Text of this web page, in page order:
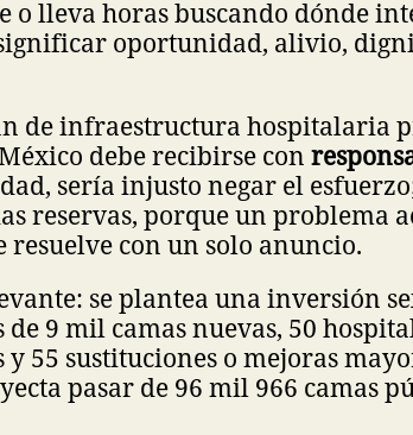
o lleva horas buscando dónde
oportunidad, alivio,
de infraestructura hospitalaria
debe recibirse con
sería injusto negar el
reservas, porque un problema
resuelve con un solo anuncio.
se plantea una inversión
de 9 mil camas nuevas, 50
55 sustituciones o mejoras
pasar de 96 mil 966 camas